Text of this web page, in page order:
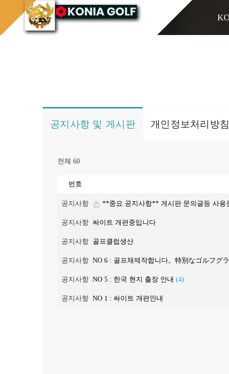
홈으로 게시판/Q&A
공지사항 및 게시판 개인정보처리방침
전체 60
번호
공지사항 **중요 공지사항** 게시판 문의글등 사용
공지사항 싸이트 개편중입니다
공지사항 골프클럽생산
공지사항 NO 6 : 골프채제작합니다。特別なゴルフグ
공지사항 NO 5 : 한국 현지 출장 안내 (4)
공지사항 NO 1 : 싸이트 개편안내